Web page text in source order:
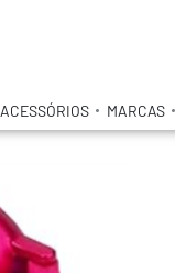
ACESSÓRIOS MARCAS